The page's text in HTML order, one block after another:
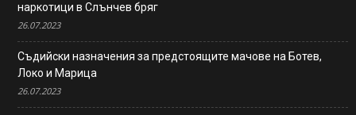
наркотици в Слънчев бряг
26.07.2023
Съдийски назначения за предстоящите мачове на Ботев,
Локо и Марица
26.07.2023